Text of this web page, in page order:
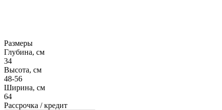
Размеры
Глубина, см
34
Высота, см
48-56
Ширина, см
64
Рассрочка / кредит